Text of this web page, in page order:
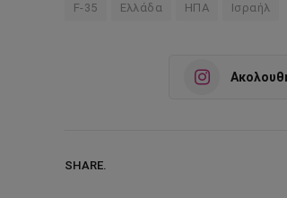
F-35 Ελλάδα ΗΠΑ Ισραήλ
SHARE.